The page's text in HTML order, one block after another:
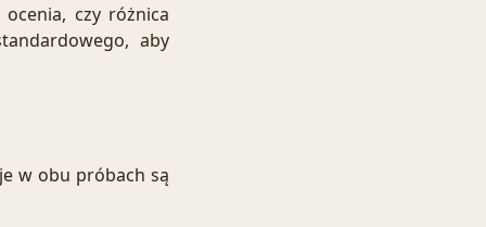
czy różnica
aby
w obu próbach są